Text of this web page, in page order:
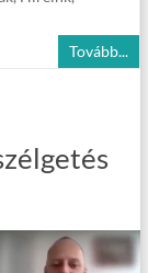
Tovább...